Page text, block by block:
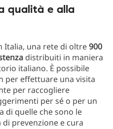
qualità e alla
Italia, una rete di oltre900
distribuiti in maniera
italiano. È possibile
per effettuare una visita
per raccogliere
per sé o per un
di quelle che sono le
prevenzione e cura